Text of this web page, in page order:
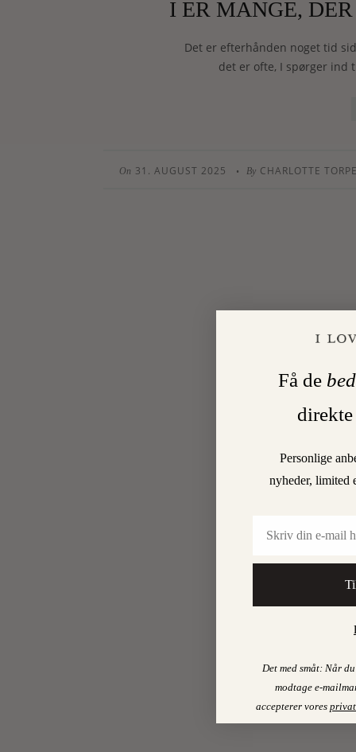
I ER MANGE,
Det er efterhånden noget tid
det er ofte, I spørger ind
On 31. AUGUST 2025 • By CHARLOTTE
Få de
Personlige
nyheder, limited
Det med småt: Når
modtage e-
accepterer vores